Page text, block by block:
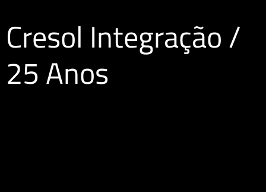
Cresol Integração /
25 Anos